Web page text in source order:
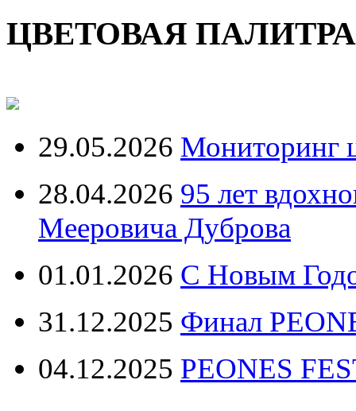
ЦВЕТОВАЯ
29.05.2026 Мониторинг
28.04.2026 95 лет
Мееровича Дуброва
01.01.2026 С Новым
31.12.2025 Финал
04.12.2025 PEONES